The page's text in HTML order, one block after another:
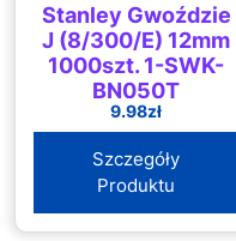
Stanley Gwoździe
J (8/300/E) 12mm
1000szt. 1-SWK-
BN050T
9.98zł
Szczegóły
Produktu